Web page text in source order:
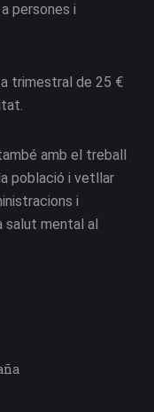
persones i
trimestral de 25 €
amb el treball
població i vetllar
i
salut mental al